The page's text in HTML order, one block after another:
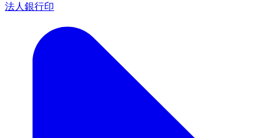
法人銀行印